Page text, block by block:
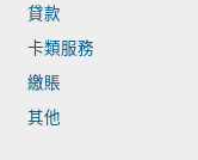
貸款
卡類服務
繳賬
其他